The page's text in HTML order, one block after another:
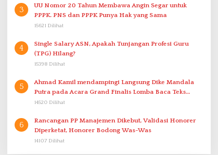
3
UU Nomor 20 Tahun Membawa Angin Segar untuk
PPPK. PNS dan PPPK Punya Hak yang Sama
15621 Dilihat
4
Single Salary ASN, Apakah Tunjangan Profesi Guru
(TPG) Hilang?
15398 Dilihat
5
Ahmad Kamil mendampingi Langsung Dike Mandala
Putra pada Acara Grand Finalis Lomba Baca Teks
Proklamasi Mirip Bung Karno di Bali
14520 Dilihat
6
Rancangan PP Manajemen Dikebut, Validasi Honorer
Diperketat, Honorer Bodong Was-Was
14107 Dilihat